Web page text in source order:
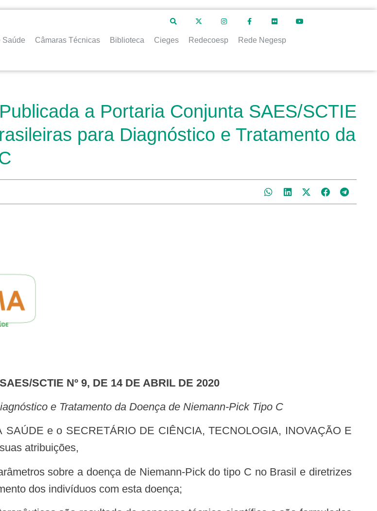
Saúde Câmaras Técnicas Biblioteca Cieges Redecoesp Rede Negesp
a Portaria Conjunta SAES/SCTIE
para Diagnóstico e Tratamento da
SAES/SCTIE Nº 9, DE 14 DE ABRIL DE 2020
e Tratamento da Doença de Niemann-Pick Tipo C
atribuições,
dos indivíduos com esta doença;